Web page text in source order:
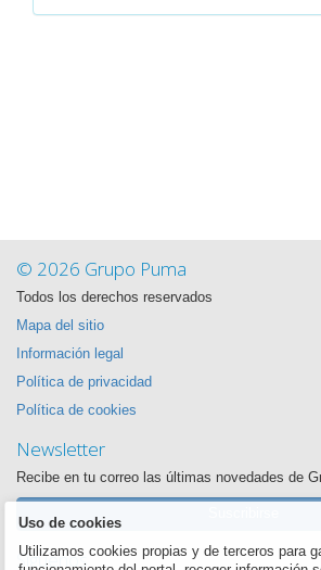
© 2026 Grupo Puma
Todos los derechos reservados
Mapa del sitio
Información legal
Política de privacidad
Política de cookies
Newsletter
Recibe en tu correo las últimas novedades de
Síguenos
Uso de cookies
Utilizamos cookies propias y de terceros para